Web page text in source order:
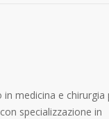
medicina e chirurgia
specializzazione in